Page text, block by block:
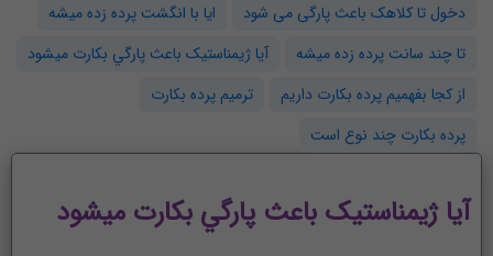
دخول تا کلاهک باعث پارگی می شود
ایا با انگشت پرده زده میشه
تا چند سانت پرده زده میشه
آيا ژیمناستیک باعث پارگي بكارت ميشود
از کجا بفهمیم پرده بکارت داریم
ترمیم پرده بکارت
پرده بکارت چند نوع است
آيا ژیمناستیک باعث پارگي بكارت ميشود